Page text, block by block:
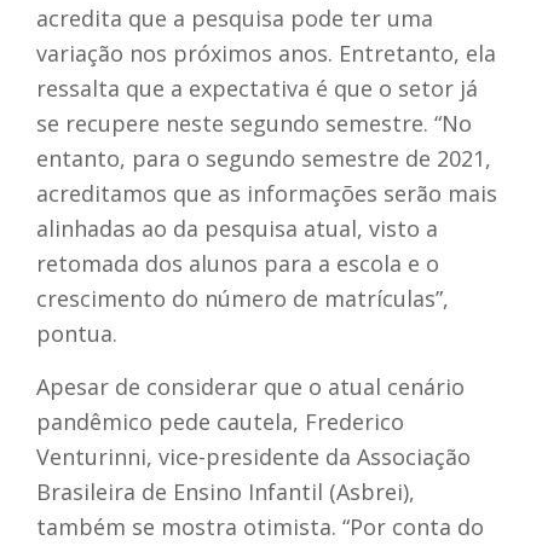
acredita que a pesquisa pode ter uma
variação nos próximos anos. Entretanto, ela
ressalta que a expectativa é que o setor já
se recupere neste segundo semestre. “No
entanto, para o segundo semestre de 2021,
acreditamos que as informações serão mais
alinhadas ao da pesquisa atual, visto a
retomada dos alunos para a escola e o
crescimento do número de matrículas”,
pontua.
Apesar de considerar que o atual cenário
pandêmico pede cautela, Frederico
Venturinni, vice-presidente da Associação
Brasileira de Ensino Infantil (Asbrei),
também se mostra otimista. “Por conta do